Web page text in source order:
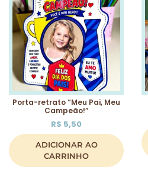
Porta-retrato “Meu Pai, Meu
Campeão!”
R$ 5,50
ADICIONAR AO
CARRINHO